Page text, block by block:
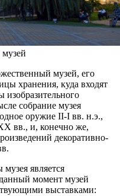
музей, его
хранения, куда входят
собрание музея
оружие II-I вв. н.э.,
вв., и, конечно же,
декоративно-
является
момент музей
выставками: